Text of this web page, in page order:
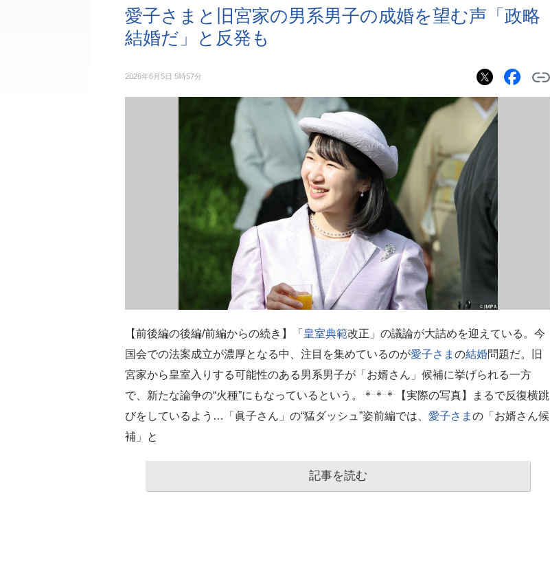
愛子さまと旧宮家の男系男子の成婚を望む声「政略
結婚だ」と反発も
2026年6月5日 5時57分
【前後編の後編/前編からの続き】「 皇室典範改正」の議論が大詰めを迎えている。今
国会での法案成立が濃厚となる中、注目を集めているのが愛子さま の結婚問題だ。旧
宮家から皇室入りする可能性のある男系男子が「お婿さん」候補に挙げられる一方
で、新たな論争の“火種”にもなっているという。＊＊＊【実際の写真】まるで反復横跳
びをしているよう…「眞子さん」の“猛ダッシュ”姿前編では、 愛子さま の「お婿さん候
補」と
記事を読む